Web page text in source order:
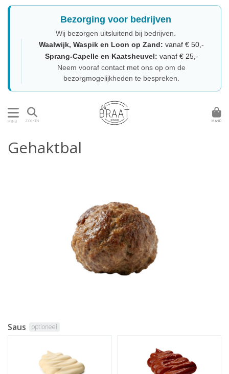
Bezorging voor bedrijven
Wij bezorgen uitsluitend bij bedrijven.
Waalwijk, Waspik en Loon op Zand: vanaf € 50,-
Sprang-Capelle en Kaatsheuvel: vanaf € 25,-
Neem vooraf contact met ons op om de
bezorgmogelijkheden te bespreken.
MENU ZOEKEN MAND
Gehaktbal
Saus optioneel